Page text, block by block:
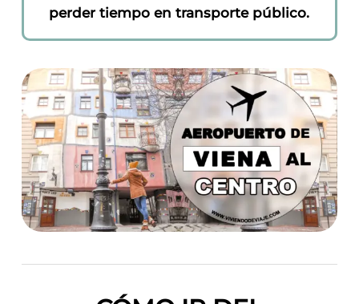
perder tiempo en transporte público.